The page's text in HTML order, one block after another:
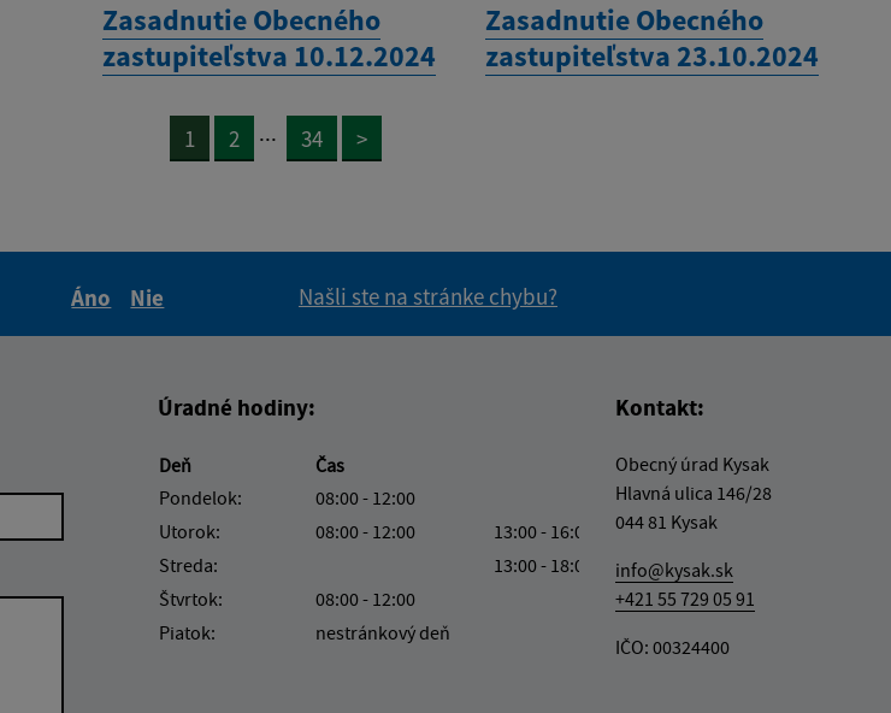
Zasadnutie Obecného
zastupiteľstva 10.12.2024
Zasadnutie Obecného
zastupiteľstva 23.10.2024
1 2 ... 34 >
Áno
Nie
Našli ste na stránke chybu?
Úradné hodiny:
Deň
Čas
Pondelok:
08:00 - 12:00
Utorok:
08:00 - 12:00
13:00 - 16:00
Streda:
13:00 - 18:00
Štvrtok:
08:00 - 12:00
Piatok:
nestránkový deň
Kontakt:
Obecný úrad Kysak
Hlavná ulica 146/28
044 81 Kysak
info@kysak.sk
+421 55 729 05 91
IČO: 00324400